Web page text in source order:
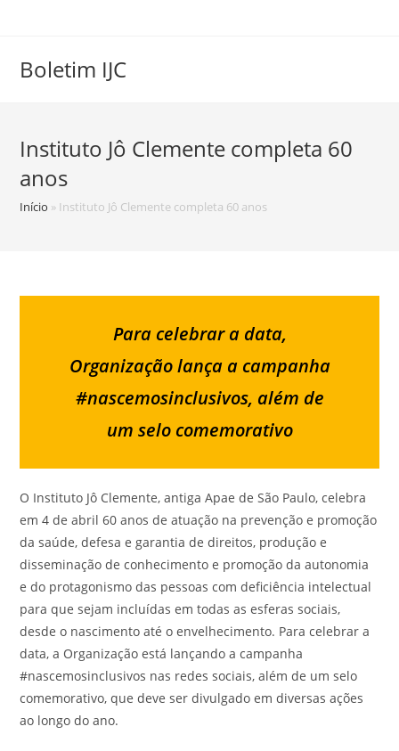
Boletim IJC
Instituto Jô Clemente completa 60
anos
Início » Instituto Jô Clemente completa 60 anos
Para celebrar a data,
Organização lança a campanha
#nascemosinclusivos, além de
um selo comemorativo
O Instituto Jô Clemente, antiga Apae de São Paulo, celebra
em 4 de abril 60 anos de atuação na prevenção e promoção
da saúde, defesa e garantia de direitos, produção e
disseminação de conhecimento e promoção da autonomia
e do protagonismo das pessoas com deficiência intelectual
para que sejam incluídas em todas as esferas sociais,
desde o nascimento até o envelhecimento. Para celebrar a
data, a Organização está lançando a campanha
#nascemosinclusivos nas redes sociais, além de um selo
comemorativo, que deve ser divulgado em diversas ações
ao longo do ano.